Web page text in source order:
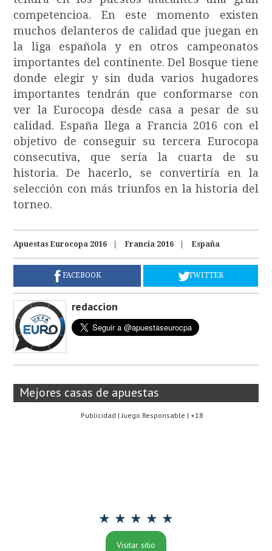
competencioa. En este momento existen
muchos delanteros de calidad que juegan en
la liga española y en otros campeonatos
importantes del continente. Del Bosque tiene
donde elegir y sin duda varios hugadores
importantes tendrán que conformarse con
ver la Eurocopa desde casa a pesar de su
calidad. España llega a Francia 2016 con el
objetivo de conseguir su tercera Eurocopa
consecutiva, que sería la cuarta de su
historia. De hacerlo, se convertiría en la
selección con más triunfos en la historia del
torneo.
Apuestas Eurocopa 2016 Francia 2016 España
FACEBOOK TWITTER
redaccion
Mejores casas de apuestas
Publicidad | Juego Responsable | +18
★ ★ ★ ★ ★
Visitar sitio